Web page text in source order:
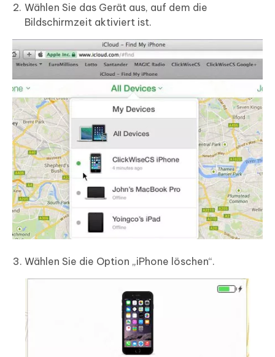
Wählen Sie das Gerät aus, auf dem die
Bildschirmzeit aktiviert ist.
Wählen Sie die Option „iPhone löschen“.